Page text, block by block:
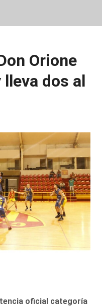
Orione
dos al
oficial categoría